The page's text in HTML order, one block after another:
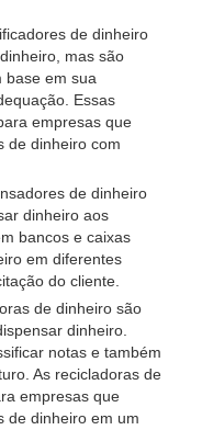
de dinheiro
mas são
base em sua
Essas
empresas que
de dinheiro com
de dinheiro
dinheiro aos
bancos e caixas
em diferentes
do cliente.
de dinheiro são
dinheiro.
notas e também
As recicladoras de
empresas que
de dinheiro em um